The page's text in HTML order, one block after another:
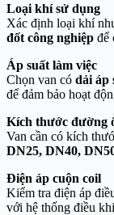
Loại khí sử dụng
Xác định loại khí
đốt công nghiệp để
Áp suất làm việc
Chọn van có dải áp
để đảm bảo hoạt
Kích thước đường
Van cần có kích
DN25, DN40,
Điện áp cuộn coil
Kiểm tra điện áp
với hệ thống điều